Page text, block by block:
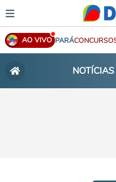
AO VIVO PARÁ